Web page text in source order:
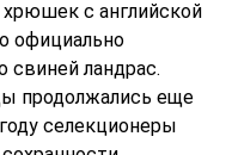
с английской
официально
свиней ландрас.
продолжались еще
селекционеры